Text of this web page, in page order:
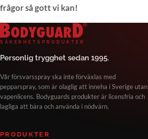
frågor så gott vi kan!
S Ä K E R H E T S P R O D U K T E R
Bodyguard Säkerhetsprodukter
Personlig trygghet sedan 1995.
Vår försvarsspray ska inte förväxlas med
pepparspray, som är olaglig att inneha i Sverige utan
vapenlicens. Bodyguards produkter är licensfria och
lagliga att bära och använda i nödvärn.
PRODUKTER